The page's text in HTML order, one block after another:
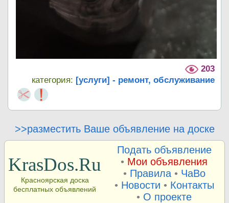
203
категория: [услуги] - ремонт, обслуживание
>>разместить Ваше объявление на доске
KrasDos.Ru
Красноярская доска
бесплатных объявлений
Подать объявление
• Мои объявления
• Правила• ЧаВо
• Новости • Контакты
• О проекте